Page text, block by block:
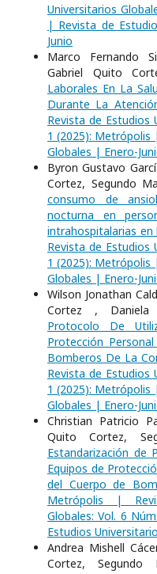
Universitarios
| Revista de
Junio
Marco Fernando
Gabriel Quito
Laborales En La
Durante La
Revista de Estudios
1 (2025): Metrópolis
Globales | Enero-
Byron Gustavo
Cortez, Segundo
consumo de
nocturna en
intrahospitalarias en
Revista de Estudios
1 (2025): Metrópolis
Globales | Enero-
Wilson Jonathan
Cortez , Daniela
Protocolo De
Protección
Bomberos De La
Revista de Estudios
1 (2025): Metrópolis
Globales | Enero-
Christian Patricio
Quito Cortez,
Estandarización de
Equipos de
del Cuerpo de
Metrópolis |
Globales: Vol. 6
Estudios
Andrea Mishell
Cortez,